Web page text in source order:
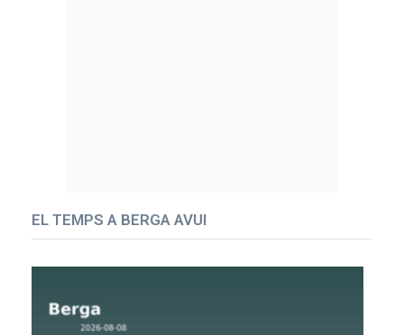
EL TEMPS A BERGA AVUI